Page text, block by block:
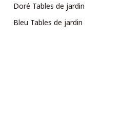
Doré Tables de jardin
Bleu Tables de jardin